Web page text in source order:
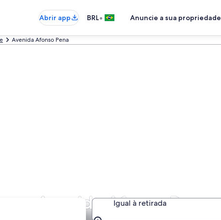
Abrir app BRL• Anuncie a sua propriedade
Avenida Afonso Pena
Avenida Afonso Pena
Igual à retirada